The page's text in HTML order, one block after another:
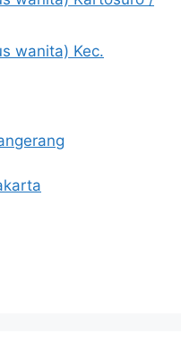
wanita) Kec.